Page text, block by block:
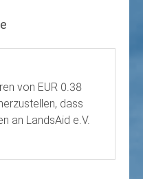
von EUR 0.38
dass
an LandsAid e.V.